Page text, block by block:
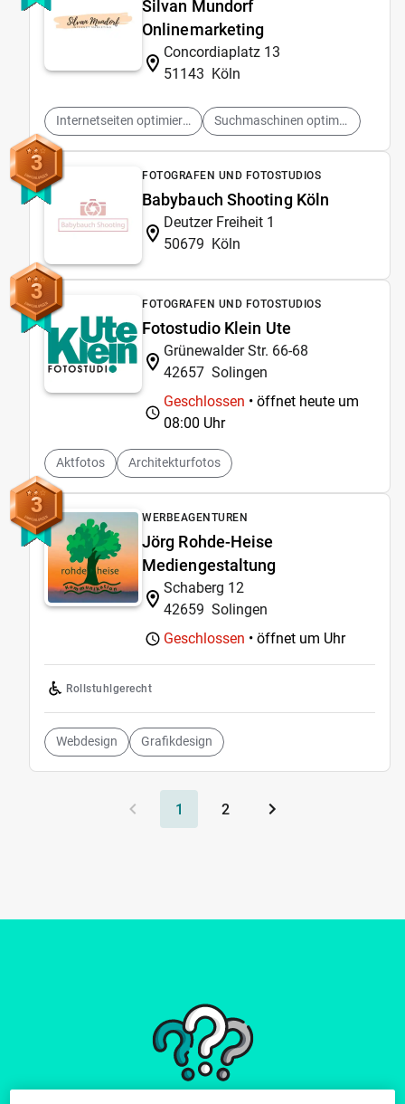
Silvan Mundorf
Onlinemarketing
Concordiaplatz 13
51143 Köln
Internetseiten optimieren Suchmaschinen optimieren
3 FOTOGRAFEN UND FOTOSTUDIOS
Babybauch Shooting Köln
Deutzer Freiheit 1
50679 Köln
3 FOTOGRAFEN UND FOTOSTUDIOS
Fotostudio Klein Ute
Grünewalder Str. 66-68
42657 Solingen
Geschlossen • öffnet heute um
08:00 Uhr
Aktfotos Architekturfotos
3 WERBEAGENTUREN
Jörg Rohde-Heise
Mediengestaltung
Schaberg 12
42659 Solingen
Geschlossen • öffnet um Uhr
Rollstuhlgerecht
Webdesign Grafikdesign
1 2